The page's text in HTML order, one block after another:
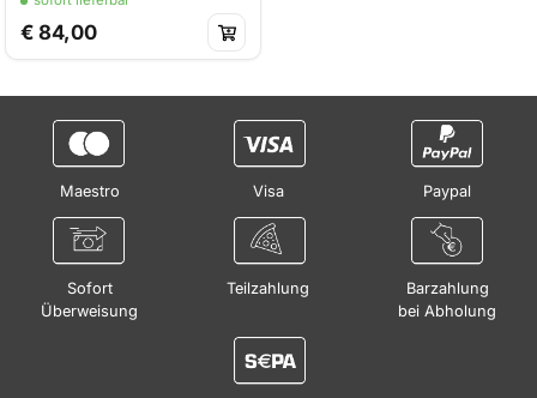
€ 84,00
Maestro Visa Paypal
Sofort
Überweisung
Teilzahlung
Barzahlung
bei Abholung